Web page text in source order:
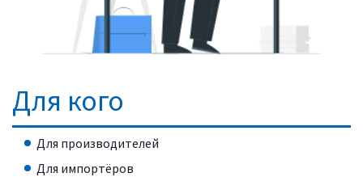
Для кого
Для производителей
Для импортёров